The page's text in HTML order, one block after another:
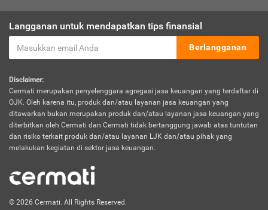
Langganan untuk mendapatkan tips finansial
Berlangganan
Disclaimer:
Cermati merupakan penyelenggara agregasi jasa keuangan yang terdaftar di
OJK. Oleh karena itu, produk dan/atau layanan jasa keuangan yang
ditawarkan bukan merupakan produk dan/atau layanan jasa keuangan yang
diterbitkan oleh Cermati dan Cermati tidak bertanggung jawab atas tuntutan
dan risiko terkait produk dan/atau layanan LJK dan/atau pihak yang
melakukan kegiatan di sektor jasa keuangan.
© 2026 Cermati. All Rights Reserved.